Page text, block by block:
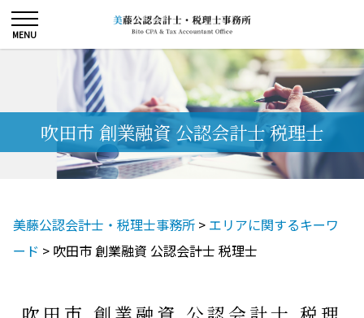
吹田市 創業融資 公認会計士 税理士
美藤公認会計士・税理士事務所 > エリアに関するキーワ
ード > 吹田市 創業融資 公認会計士 税理士